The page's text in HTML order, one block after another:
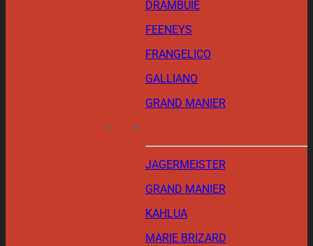
DRAMBUIE
FEENEYS
FRANGELICO
GALLIANO
GRAND MANIER
JAGERMEISTER
GRAND MANIER
KAHLUA
MARIE BRIZARD